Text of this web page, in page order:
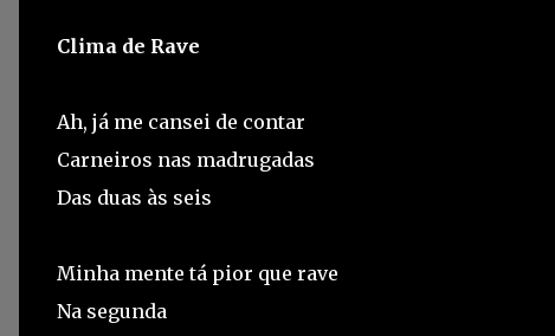
Clima de Rave
Ah, já me cansei de contar
Carneiros nas madrugadas
Das duas às seis
Minha mente tá pior que rave
Na segunda